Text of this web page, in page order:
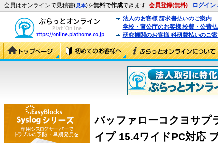
会員はオンラインで見積書(見本)を無料で作成できます 会員登録(無料) ログイン
法人のお客様 請求書払いのご案内
学校・官公庁のお客様 校費・公費
研究機関のお客様 科研費払いのご
バッファローコクヨサプ
イプ 15.4ワイドPC対応